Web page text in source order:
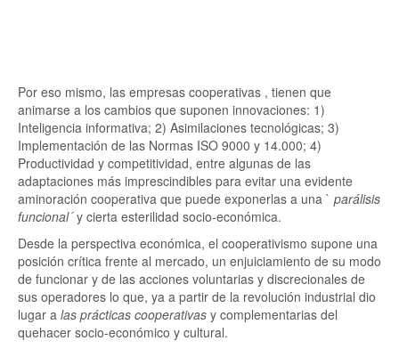
Por eso mismo, las empresas cooperativas , tienen que
animarse a los cambios que suponen innovaciones: 1)
Inteligencia informativa; 2) Asimilaciones tecnológicas; 3)
Implementación de las Normas ISO 9000 y 14.000; 4)
Productividad y competitividad, entre algunas de las
adaptaciones más imprescindibles para evitar una evidente
aminoración cooperativa que puede exponerlas a una ` parálisis
funcional´y cierta esterilidad socio-económica.
Desde la perspectiva económica, el cooperativismo supone una
posición crítica frente al mercado, un enjuiciamiento de su modo
de funcionar y de las acciones voluntarias y discrecionales de
sus operadores lo que, ya a partir de la revolución industrial dio
lugar a las prácticas cooperativas y complementarias del
quehacer socio-económico y cultural.